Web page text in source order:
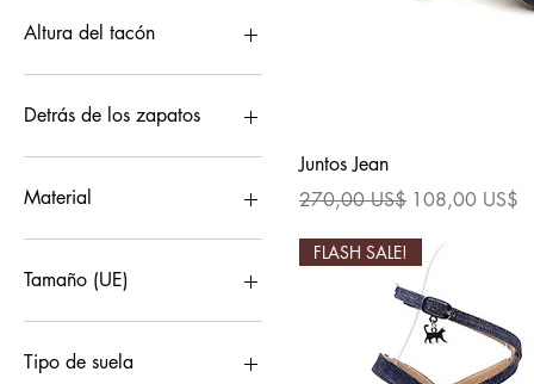
Altura del tacón
11 puntos
13 puntos
Estándar (2cm)
Luz (1cm)
Detrás de los zapatos
Abierto
Cerrado
Material
Tela
Tamaño (UE)
34
35
Tipo de suela
Juntos Jean
Precio
270,00 US$ Precio de oferta
108,00 US$
FLASH SALE!